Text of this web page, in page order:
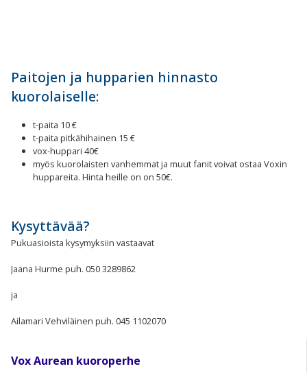
Paitojen ja hupparien hinnasto
kuorolaiselle:
t-paita 10 €
t-paita pitkähihainen 15 €
vox-huppari 40€
myös kuorolaisten vanhemmat ja muut fanit voivat ostaa Voxin
huppareita. Hinta heille on on 50€.
Kysyttävää?
Pukuasioista kysymyksiin vastaavat
Jaana Hurme puh. 050 3289862
ja
Ailamari Vehviläinen puh. 045 1102070
Vox Aurean kuoroperhe